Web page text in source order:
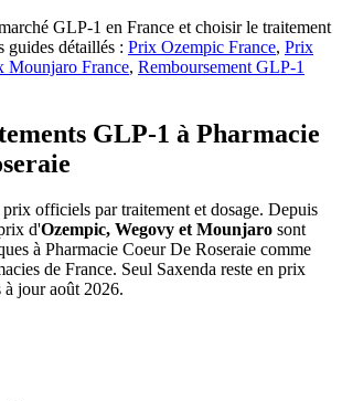
GLP-1 en France et choisir le traitement
guides détaillés : Prix Ozempic France, Prix
Mounjaro France, Remboursement GLP-1
GLP-1 à Pharmacie
officiels par traitement et dosage. Depuis
d'Ozempic, Wegovy et Mounjaro sont
à Pharmacie Coeur De Roseraie comme
de France. Seul Saxenda reste en prix
à jour août 2026.